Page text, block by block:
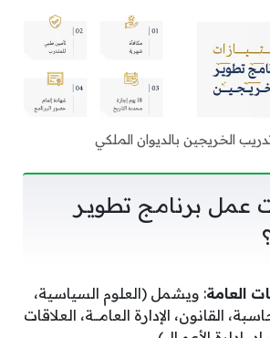
الخريجين بالديوان الملكي
عمل برنامـج تطويـر
العامة: ويشمل (العلوم السياسية،
القانون، الإدارة العامـــة، العلاقات